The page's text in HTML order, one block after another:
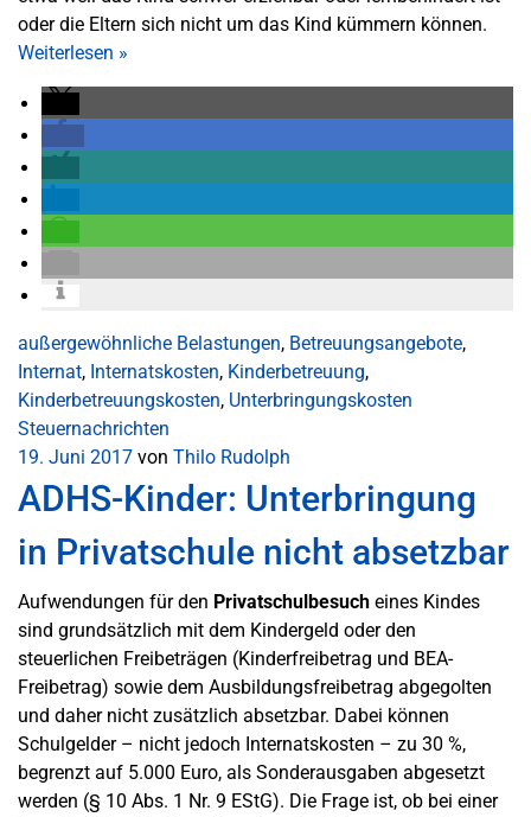
oder die Eltern sich nicht um das Kind kümmern können.
Weiterlesen »
außergewöhnliche Belastungen, Betreuungsangebote,
Internat, Internatskosten, Kinderbetreuung,
Kinderbetreuungskosten, Unterbringungskosten
Steuernachrichten
19. Juni 2017 von Thilo Rudolph
ADHS-Kinder: Unterbringung
in Privatschule nicht absetzbar
Aufwendungen für den Privatschulbesuch eines Kindes
sind grundsätzlich mit dem Kindergeld oder den
steuerlichen Freibeträgen (Kinderfreibetrag und BEA-
Freibetrag) sowie dem Ausbildungsfreibetrag abgegolten
und daher nicht zusätzlich absetzbar. Dabei können
Schulgelder – nicht jedoch Internatskosten – zu 30 %,
begrenzt auf 5.000 Euro, als Sonderausgaben abgesetzt
werden (§ 10 Abs. 1 Nr. 9 EStG). Die Frage ist, ob bei einer